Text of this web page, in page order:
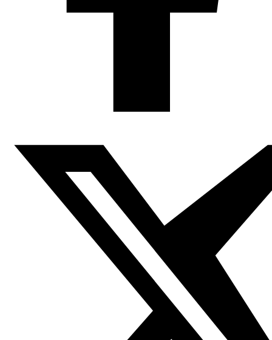
integral de la tradición del Ramadán.La mayoría de las
Las series de Ramadán juegan un papel importante en
las sociedades árabes, ya que abordan problemas
sociales y políticos,de modo que las personas se ven
identificadas con su personajes y tramas
Las series se
convierten, además de una ocasión de juntarse con los
familiares y amigos, una fuente de información, debate,
entretenimiento y educación.
utilizadas como un medio a través
del cual los gobiernos ejercen su influencia
blanqueando sus políticas y utilizándolos para
manipular
la percepción de las masas acerca de la realidad
política y social del país y legitimar su régimen